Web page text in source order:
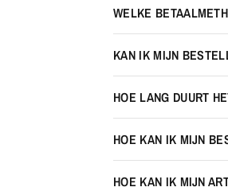
WELKE
KAN IK MIJN
HOE LANG DUURT
HOE KAN IK MIJN
HOE KAN IK MIJN